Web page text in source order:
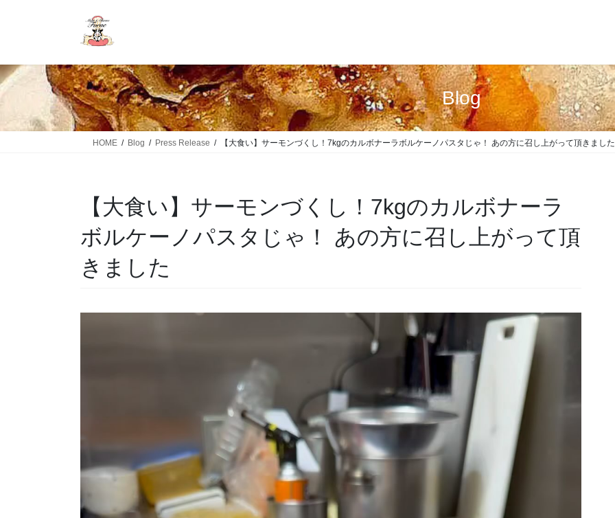
Blog
HOME Blog Press Release 【大食い】サーモンづくし！7kgのカルボナーラボルケーノパスタじゃ！ あの方に召し上がって頂きました
【大食い】サーモンづくし！7kgのカルボナーラ
ボルケーノパスタじゃ！ あの方に召し上がって頂
きました